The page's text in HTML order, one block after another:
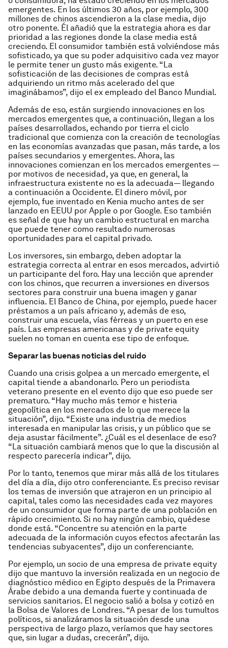
emergentes. En los últimos 30 años, por ejemplo, 300
millones de chinos ascendieron a la clase media, dijo
otro ponente. Él añadió que la estrategia ahora es dar
prioridad a las regiones donde la clase media está
creciendo. El consumidor también está volviéndose más
sofisticado, ya que su poder adquisitivo cada vez mayor
le permite tener un gusto más exigente. “La
sofisticación de las decisiones de compras está
adquiriendo un ritmo más acelerado del que
imaginábamos”, dijo el ex empleado del Banco Mundial.
Además de eso, están surgiendo innovaciones en los
mercados emergentes que, a continuación, llegan a los
países desarrollados, echando por tierra el ciclo
tradicional que comienza con la creación de tecnologías
en las economías avanzadas que pasan, más tarde, a los
países secundarios y emergentes. Ahora, las
innovaciones comienzan en los mercados emergentes —
por motivos de necesidad, ya que, en general, la
infraestructura existente no es la adecuada— llegando
a continuación a Occidente. El dinero móvil, por
ejemplo, fue inventado en Kenia mucho antes de ser
lanzado en EEUU por Apple o por Google. Eso también
es señal de que hay un cambio estructural en marcha
que puede tener como resultado numerosas
oportunidades para el capital privado.
Los inversores, sin embargo, deben adoptar la
estrategia correcta al entrar en esos mercados, advirtió
un participante del foro. Hay una lección que aprender
con los chinos, que recurren a inversiones en diversos
sectores para construir una buena imagen y ganar
influencia. El Banco de China, por ejemplo, puede hacer
préstamos a un país africano y, además de eso,
construir una escuela, vías férreas y un puerto en ese
país. Las empresas americanas y de private equity
suelen no toman en cuenta ese tipo de enfoque.
Separar las buenas noticias del ruido
Cuando una crisis golpea a un mercado emergente, el
capital tiende a abandonarlo. Pero un periodista
veterano presente en el evento dijo que eso puede ser
prematuro. “Hay mucho más temor e histeria
geopolítica en los mercados de lo que merece la
situación”, dijo. “Existe una industria de medios
interesada en manipular las crisis, y un público que se
deja asustar fácilmente”. ¿Cuál es el desenlace de eso?
“La situación cambiará menos que lo que la discusión al
respecto parecería indicar”, dijo.
Por lo tanto, tenemos que mirar más allá de los titulares
del día a día, dijo otro conferenciante. Es preciso revisar
los temas de inversión que atrajeron en un principio al
capital, tales como las necesidades cada vez mayores
de un consumidor que forma parte de una población en
rápido crecimiento. Si no hay ningún cambio, quédese
donde está. “Concentre su atención en la parte
adecuada de la información cuyos efectos afectarán las
tendencias subyacentes”, dijo un conferenciante.
Por ejemplo, un socio de una empresa de private equity
dijo que mantuvo la inversión realizada en un negocio de
diagnóstico médico en Egipto después de la Primavera
Árabe debido a una demanda fuerte y continuada de
servicios sanitarios. El negocio salió a bolsa y cotizó en
la Bolsa de Valores de Londres. “A pesar de los tumultos
políticos, si analizáramos la situación desde una
perspectiva de largo plazo, veríamos que hay sectores
que, sin lugar a dudas, crecerán”, dijo.